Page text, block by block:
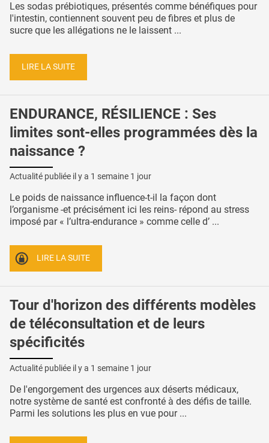
Les sodas prébiotiques, présentés comme bénéfiques pour
l'intestin, contiennent souvent peu de fibres et plus de
sucre que les allégations ne le laissent ...
LIRE LA SUITE
ENDURANCE, RÉSILIENCE : Ses
limites sont-elles programmées dès la
naissance ?
Actualité publiée il y a 1 semaine 1 jour
Le poids de naissance influence-t-il la façon dont
l’organisme -et précisément ici les reins- répond au stress
imposé par « l’ultra-endurance » comme celle d’ ...
LIRE LA SUITE
Tour d'horizon des différents modèles
de téléconsultation et de leurs
spécificités
Actualité publiée il y a 1 semaine 1 jour
De l'engorgement des urgences aux déserts médicaux,
notre système de santé est confronté à des défis de taille.
Parmi les solutions les plus en vue pour ...